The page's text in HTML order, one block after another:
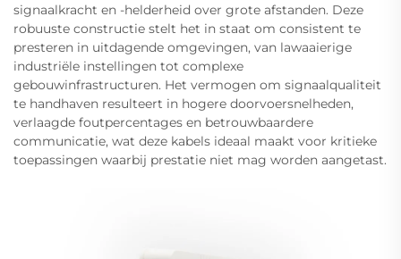
signaalkracht en -helderheid over grote afstanden. Deze
robuuste constructie stelt het in staat om consistent te
presteren in uitdagende omgevingen, van lawaaierige
industriële instellingen tot complexe
gebouwinfrastructuren. Het vermogen om signaalqualiteit
te handhaven resulteert in hogere doorvoersnelheden,
verlaagde foutpercentages en betrouwbaardere
communicatie, wat deze kabels ideaal maakt voor kritieke
toepassingen waarbij prestatie niet mag worden aangetast.